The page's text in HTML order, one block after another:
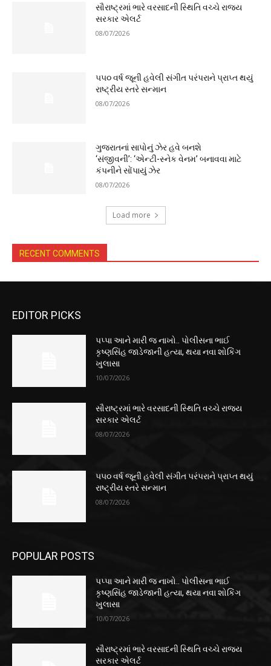
સૌરાષ્ટ્રમાં ભારે વરસાદની સ્થિતિ વચ્ચે રાજ્ય
સરકાર એલર્ટ
08/07/2026
૫૫૦ વર્ષ જૂની હવેલી સંગીત પરંપરાને પ્રાપ્ત થયું
રાષ્ટ્રીય સ્તરે સન્માન
08/07/2026
ગુજરાતનાં સાપોનું ઝેર હવે બનશે
‘સંજીવની’: ‘એન્ટી-સ્નેક વેનમ’ બનાવવા માટે
કંપનીને સોંપાયું ઝેર
08/07/2026
Load more
RECENT COMMENTS
EDITOR PICKS
પપ્પા આને મારી જ નાખો.. પોલીસના ભાઈ
કૃષ્ણસિંહ જાડેજાની હત્યા, થયા નવા શોકિંગ
ખુલાસા
10/07/2026
સૌરાષ્ટ્રમાં ભારે વરસાદની સ્થિતિ વચ્ચે રાજ્ય
સરકાર એલર્ટ
08/07/2026
૫૫૦ વર્ષ જૂની હવેલી સંગીત પરંપરાને પ્રાપ્ત થયું
રાષ્ટ્રીય સ્તરે સન્માન
08/07/2026
POPULAR POSTS
પપ્પા આને મારી જ નાખો.. પોલીસના ભાઈ
કૃષ્ણસિંહ જાડેજાની હત્યા, થયા નવા શોકિંગ
ખુલાસા
10/07/2026
સૌરાષ્ટ્રમાં ભારે વરસાદની સ્થિતિ વચ્ચે રાજ્ય
સરકાર એલર્ટ